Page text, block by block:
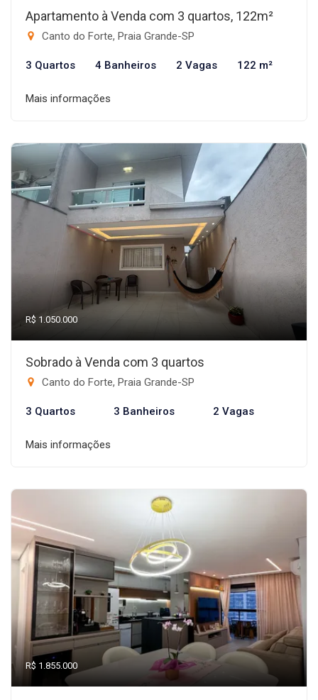
Apartamento à Venda com 3 quartos, 122m²
Canto do Forte, Praia Grande-SP
3 Quartos 4 Banheiros 2 Vagas 122 m²
Mais informações
R$ 1.050.000
Sobrado à Venda com 3 quartos
Canto do Forte, Praia Grande-SP
3 Quartos 3 Banheiros 2 Vagas
Mais informações
R$ 1.855.000